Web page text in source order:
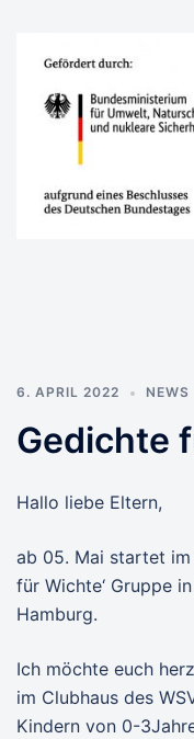
6. APRIL 2022 NEWS
Gedichte
Hallo liebe Eltern,
ab 05. Mai startet im
für Wichte‘ Gruppe
Hamburg.
Ich möchte euch
im Clubhaus des
Kindern von 0-